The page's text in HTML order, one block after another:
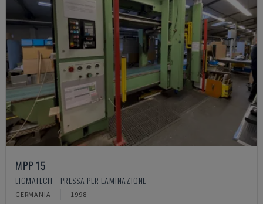
MPP 15
LIGMATECH - PRESSA PER LAMINAZIONE
GERMANIA 1998